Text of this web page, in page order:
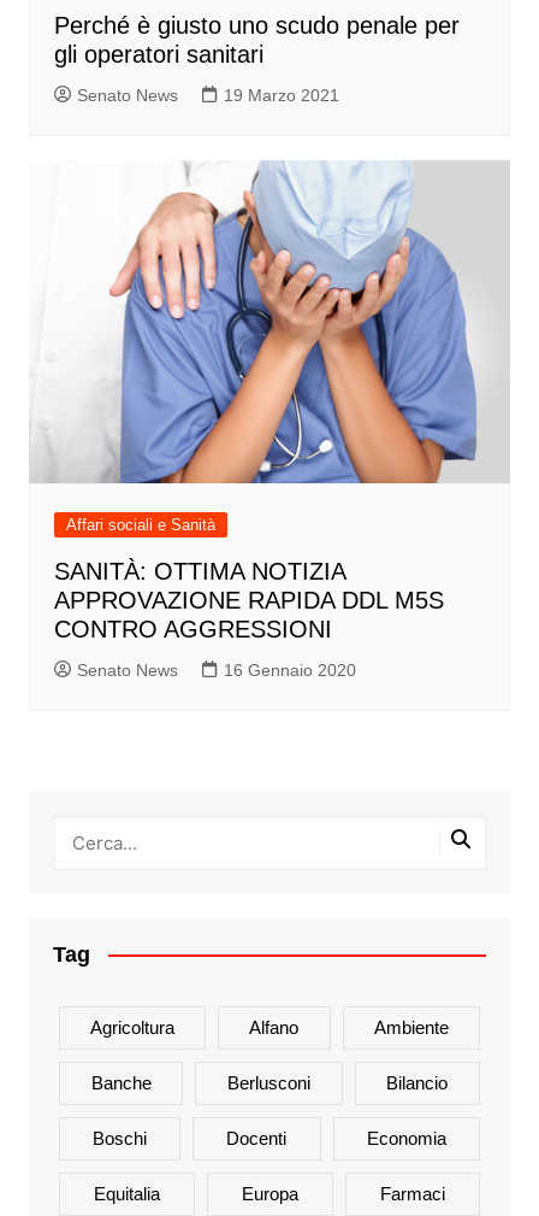
Perché è giusto uno scudo penale per
gli operatori sanitari
Senato News 19 Marzo 2021
Affari sociali e Sanità
SANITÀ: OTTIMA NOTIZIA
APPROVAZIONE RAPIDA DDL M5S
CONTRO AGGRESSIONI
Senato News 16 Gennaio 2020
Tag
Agricoltura Alfano Ambiente
Banche Berlusconi Bilancio
Boschi Docenti Economia
Equitalia Europa Farmaci